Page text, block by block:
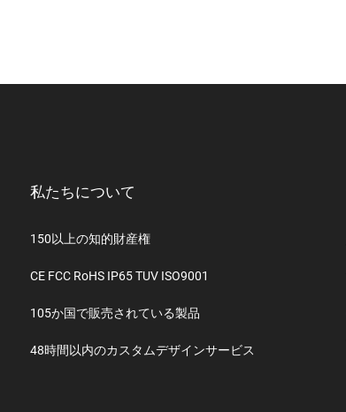
私たちについて
150以上の知的財産権
CE FCC RoHS IP65 TUV ISO9001
105か国で販売されている製品
48時間以内のカスタムデザインサービス